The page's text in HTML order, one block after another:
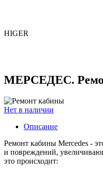
HIGER
МЕРСЕДЕС.
Нет в наличии
Описание
Ремонт кабины Mercedes -
и повреждений,
это происходит: